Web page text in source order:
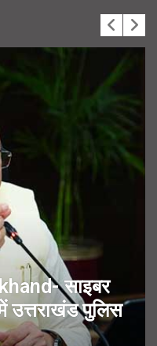
साइबर
पुलिस